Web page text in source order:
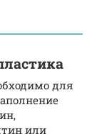
для
или